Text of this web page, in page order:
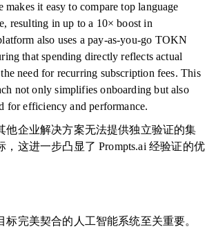
it easy to compare top language
resulting in up to a 10× boost in
also uses a pay-as-you-go TOKN
that spending directly reflects actual
need for recurring subscription fees. This
not only simplifies onboarding but also
for efficiency and performance.
他企业解决方案无法提供独立验证的集
，这进一步凸显了 Prompts.ai 经验证的优
标完美契合的人工智能系统至关重要。